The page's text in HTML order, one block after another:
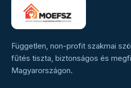
Független, non-profit szakmai
fűtés tiszta, biztonságos és
Magyarországon.